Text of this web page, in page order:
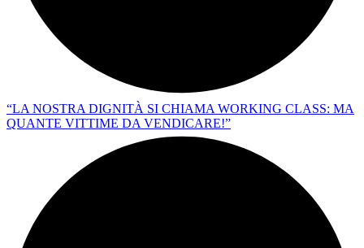
“LA NOSTRA DIGNITÀ SI CHIAMA WORKING CLASS: MA
QUANTE VITTIME DA VENDICARE!”